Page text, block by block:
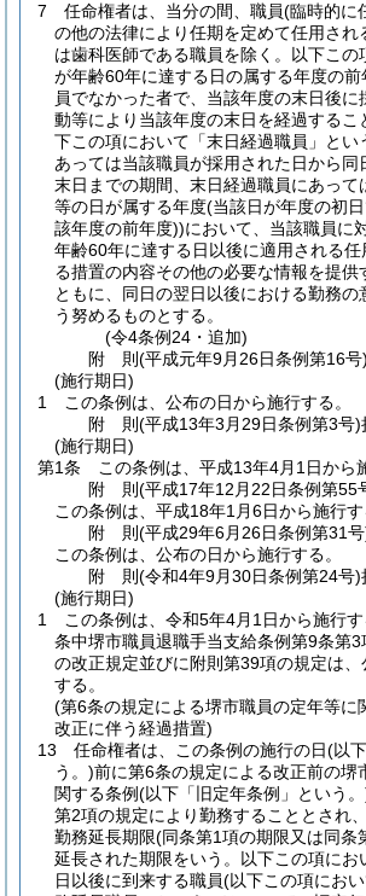
7
任命権者は、当分の間、職員(臨時的に
の他の法律により任期を定めて任用され
は歯科医師である職員を除く。以下この
が年齢60年に達する日の属する年度の前
員でなかった者で、当該年度の末日後に
動等により当該年度の末日を経過するこ
下この項において「末日経過職員」とい
あっては当該職員が採用された日から同
末日までの期間、末日経過職員にあって
等の日が属する年度(当該日が年度の初
該年度の前年度))において、当該職員に
年齢60年に達する日以後に適用される
る措置の内容その他の必要な情報を提供
ともに、同日の翌日以後における勤務の
う努めるものとする。
(令4条例24・追加)
附 則(平成元年9月26日条例第16号
(施行期日)
1
この条例は、公布の日から施行する。
附 則(平成13年3月29日条例第3号)
(施行期日)
第1条
この条例は、平成13年4月1日から
附 則(平成17年12月22日条例第55
この条例は、平成18年1月6日から施行す
附 則(平成29年6月26日条例第31
この条例は、公布の日から施行する。
附 則(令和4年9月30日条例第24号)
(施行期日)
1
この条例は、令和5年4月1日から施行す
条中堺市職員退職手当支給条例第9条第
の改正規定並びに附則第39項の規定は
する。
(第6条の規定による堺市職員の定年等に
改正に伴う経過措置)
13
任命権者は、この条例の施行の日(以
う。)前に第6条の規定による改正前の堺
関する条例(以下「旧定年条例」という
第2項の規定により勤務することとされ
勤務延長期限(同条第1項の期限又は同条
延長された期限をいう。以下この項にお
日以後に到来する職員(以下この項にお